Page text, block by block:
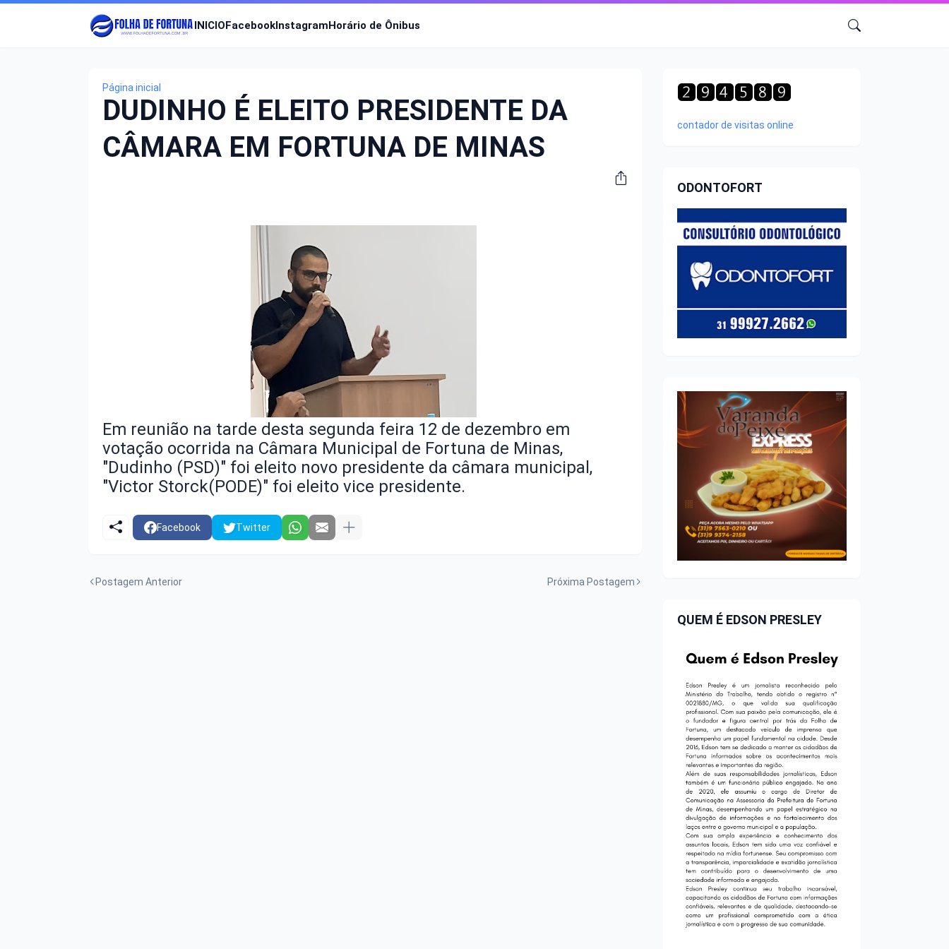
INICIOFacebookInstagramHorário de Ônibus
Página inicial
DUDINHO É ELEITO PRESIDENTE DA
CÂMARA EM FORTUNA DE MINAS
Em reunião na tarde desta segunda feira 12 de dezembro em
votação ocorrida na Câmara Municipal de Fortuna de Minas,
"Dudinho (PSD)" foi eleito novo presidente da câmara municipal,
"Victor Storck(PODE)" foi eleito vice presidente.
Facebook Twitter
Postagem Anterior Próxima Postagem
contador de visitas online
ODONTOFORT
QUEM É EDSON PRESLEY